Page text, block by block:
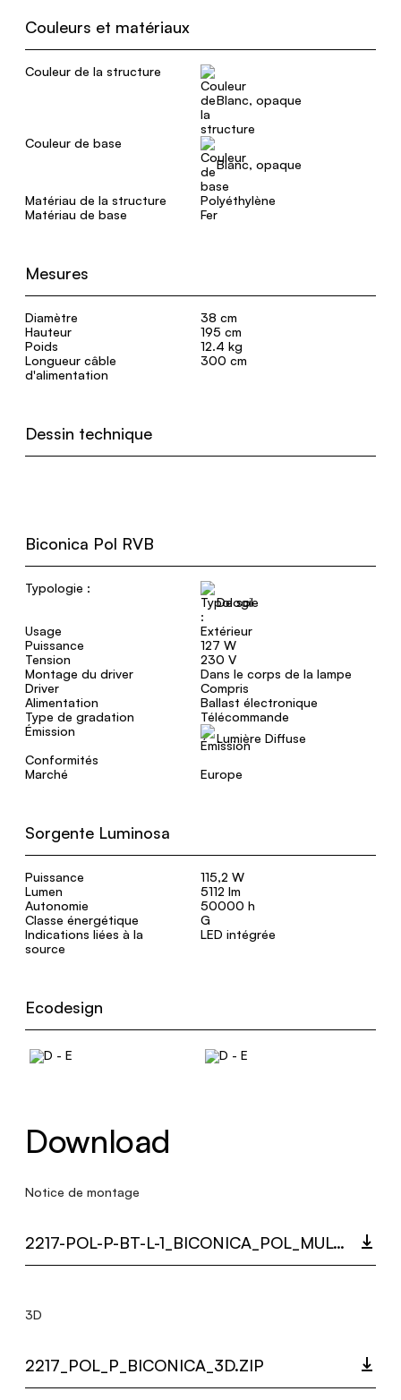
Couleurs et matériaux
Couleur de la structure
Blanc, opaque
Couleur de base
Blanc, opaque
Matériau de la structure
Polyéthylène
Matériau de base
Fer
Mesures
Diamètre
38 cm
Hauteur
195 cm
Poids
12.4 kg
Longueur câble
d'alimentation
300 cm
Dessin technique
Biconica Pol RVB
Typologie :
De sol
Usage
Extérieur
Puissance
127 W
Tension
230 V
Montage du driver
Dans le corps de la lampe
Driver
Compris
Alimentation
Ballast électronique
Type de gradation
Télécommande
Émission
Lumière Diffuse
Conformités
Marché
Europe
Sorgente Luminosa
Puissance
115,2 W
Lumen
5112 lm
Autonomie
50000 h
Classe énergétique
G
Indications liées à la
source
LED intégrée
Ecodesign
Download
Notice de montage
2217-POL-P-BT-L-1_BICONICA_POL_MULTI_LANGUAGE_9378_INST.PDF
3D
2217_POL_P_BICONICA_3D.ZIP